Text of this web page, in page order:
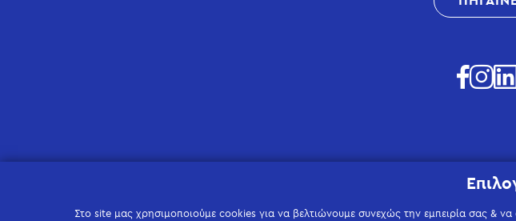
Στο site μας χρησιμοποιούμε cookies για να βελτιώνουμε συνεχώς την εμπειρία σας &